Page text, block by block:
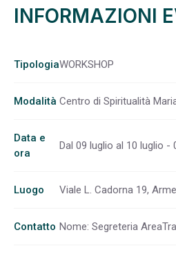
INFORMAZIONI
TipologiaWORKSHOP
Modalità Centro di Spiritualità
Data e
ora
Dal 09 luglio al 10 luglio -
Luogo Viale L. Cadorna 19,
Contatto Nome: Segreteria